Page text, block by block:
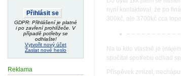
GDPR: Přihlášení je platné
i po zavření prohlížeče. V
případě potřeby se
odhlašte!
Vytvořit nový účet
Zaslat nové heslo
Reklama
nyní kontaktoval, že po
300kč, ale 3700kč cca
– – – – – – – – – –
Na to kdo vlastně je
spočítal spotřebu odhad
Příspěvek zmizel,